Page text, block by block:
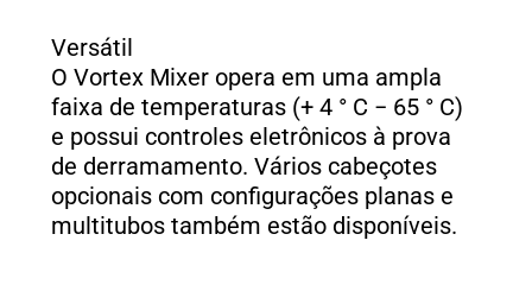
Versátil
O Vortex Mixer opera em uma ampla
faixa de temperaturas (+ 4 ° C − 65 ° C)
e possui controles eletrônicos à prova
de derramamento. Vários cabeçotes
opcionais com configurações planas e
multitubos também estão disponíveis.